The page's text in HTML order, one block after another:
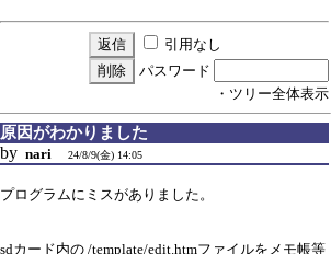
引用なし
パスワード
・ツリー全体表示
原因がわかりました
by nari 24/8/9(金) 14:05
プログラムにミスがありました。
sdカード内の /template/edit.htmファイルをメモ帳等